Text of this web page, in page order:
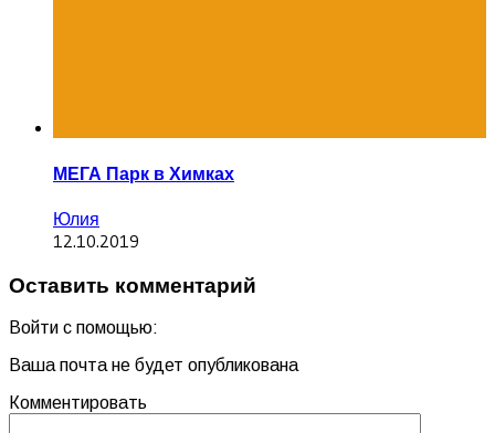
МЕГА Парк в Химках
Юлия
12.10.2019
Оставить комментарий
Войти с помощью:
Ваша почта не будет опубликована
Комментировать